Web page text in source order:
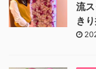
流
き